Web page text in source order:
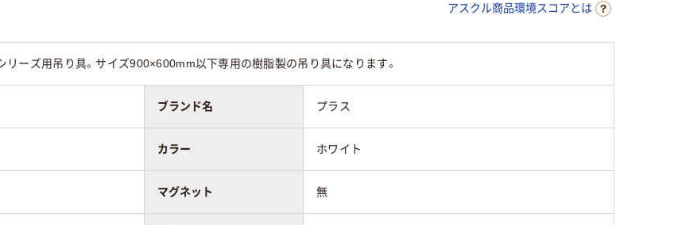
アスクル商品環境スコアとは
ーズ用吊り具。サイズ900×600mm以下専用の樹脂製の吊り具になります。
ブランド名 プラス
カラー ホワイト
マグネット 無